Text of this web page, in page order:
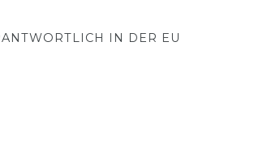
IN DER EU